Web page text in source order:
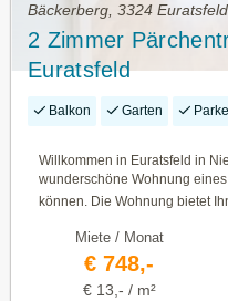
Bäckerberg, 3324
2 Zimmer
Euratsfeld
Balkon Garten
Willkommen in Euratsfeld in
wunderschöne Wohnung
können. Die Wohnung bietet
Miete / Monat
€ 748,-
€ 13,- / m²